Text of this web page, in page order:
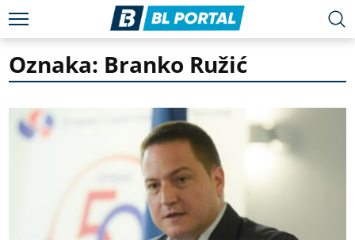
Oznaka: Branko Ružić